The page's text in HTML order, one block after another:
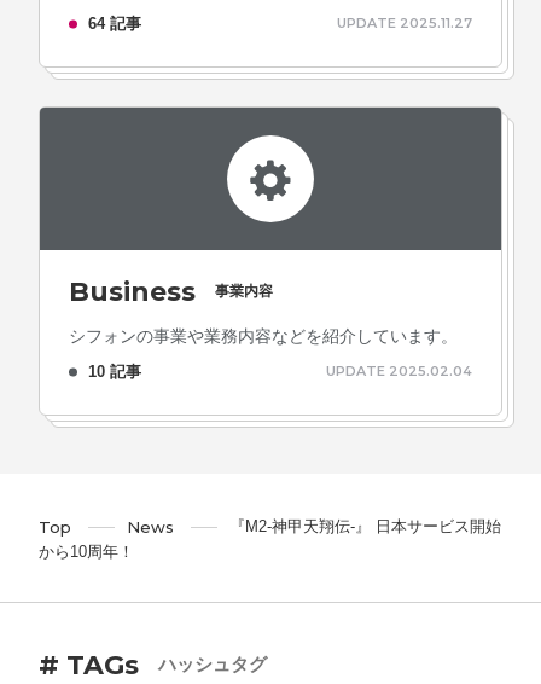
64 記事 UPDATE 2025.11.27
Business 事業内容
シフォンの事業や業務内容などを紹介しています。
10 記事 UPDATE 2025.02.04
Top News
『M2-神甲天翔伝-』 日本サービス開始
から10周年！
# TAGs ハッシュタグ